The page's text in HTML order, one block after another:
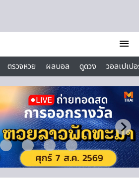
menu
ตรวจหวย ผลบอล ดูดวง
วอลเปเป